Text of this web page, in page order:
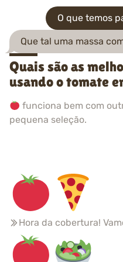
O que temos
Que tal uma massa
Quais são as
usando o tomate
funciona bem com
pequena seleção.
Hora da cobertura!